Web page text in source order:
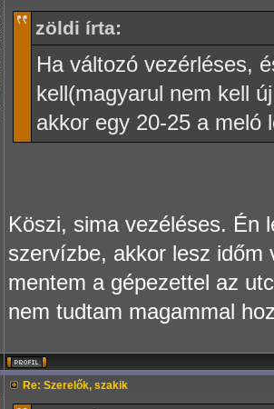
zöldi írta:
Ha változó vezérléses,
kell(magyarul nem kell
akkor egy 20-25 a meló
Köszi, sima vezéléses. Én
szervízbe, akkor lesz időm
mentem a gépezettel az
nem tudtam magammal
Re: Szerelők, szakik